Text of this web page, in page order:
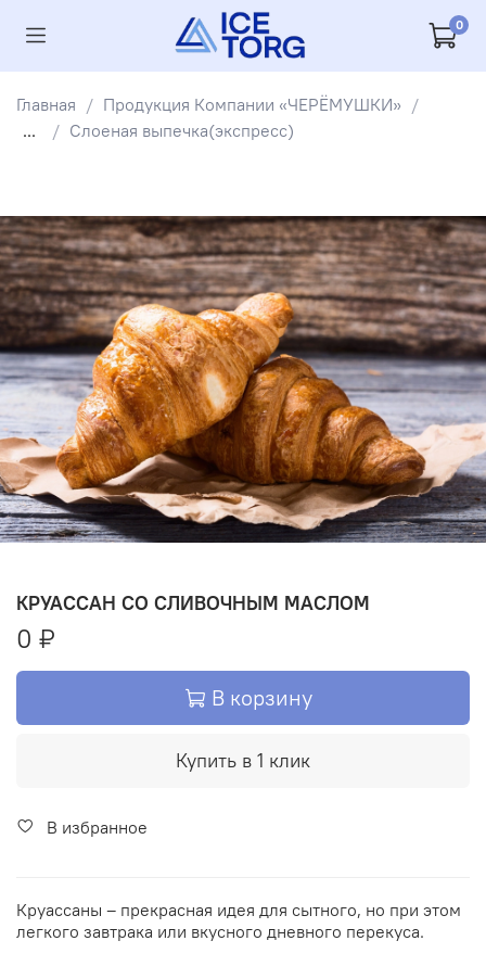
0
Главная
Продукция Компании «ЧЕРЁМУШКИ»
...
Слоеная выпечка(экспресс)
КРУАССАН СО СЛИВОЧНЫМ МАСЛОМ
0 ₽
В корзину
Купить в 1 клик
В избранное
Круассаны – прекрасная идея для сытного, но при этом
легкого завтрака или вкусного дневного перекуса.